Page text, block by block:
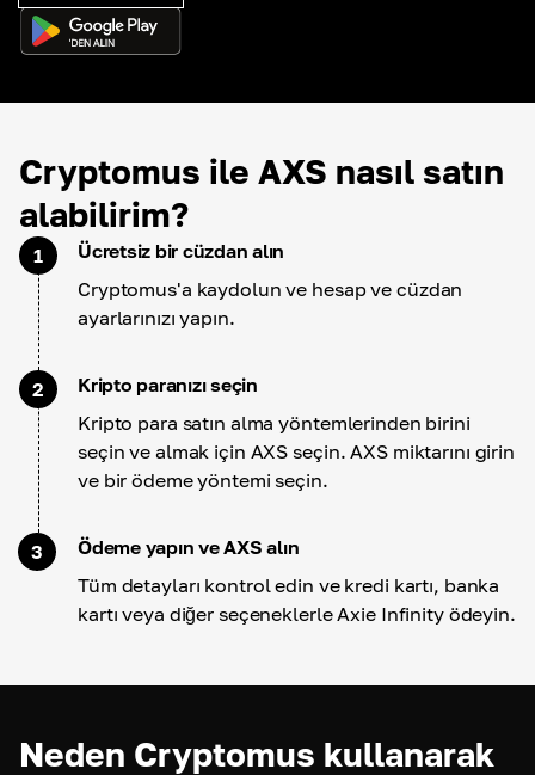
Cryptomus ile AXS nasıl satın
alabilirim?
1
Ücretsiz bir cüzdan alın
Cryptomus'a kaydolun ve hesap ve cüzdan
ayarlarınızı yapın.
2
Kripto paranızı seçin
Kripto para satın alma yöntemlerinden birini
seçin ve almak için AXS seçin. AXS miktarını girin
ve bir ödeme yöntemi seçin.
3
Ödeme yapın ve AXS alın
Tüm detayları kontrol edin ve kredi kartı, banka
kartı veya diğer seçeneklerle Axie Infinity ödeyin.
Neden Cryptomus kullanarak